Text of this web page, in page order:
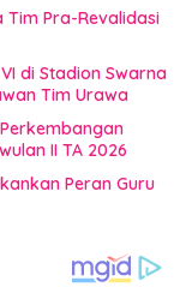
Tim Pra-Revalidasi
di Stadion Swarna
Tim Urawa
II TA 2026
Peran Guru